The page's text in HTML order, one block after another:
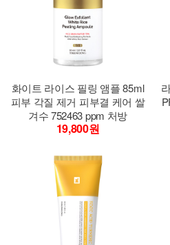
화이트 라이스 필링 앰플 85ml
피부 각질 제거 피부결 케어 쌀
겨수 752463 ppm 처방
19,800원